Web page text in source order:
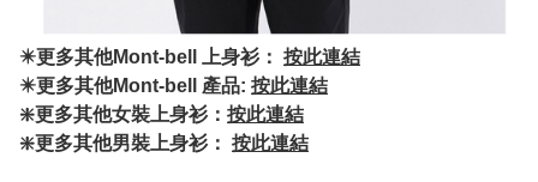
✴️更多其他Mont-bell 上身衫： 按此連結
✴️更多其他Mont-bell 產品: 按此連結
❇️更多其他女裝上身衫： 按此連結
❇️更多其他男裝上身衫： 按此連結